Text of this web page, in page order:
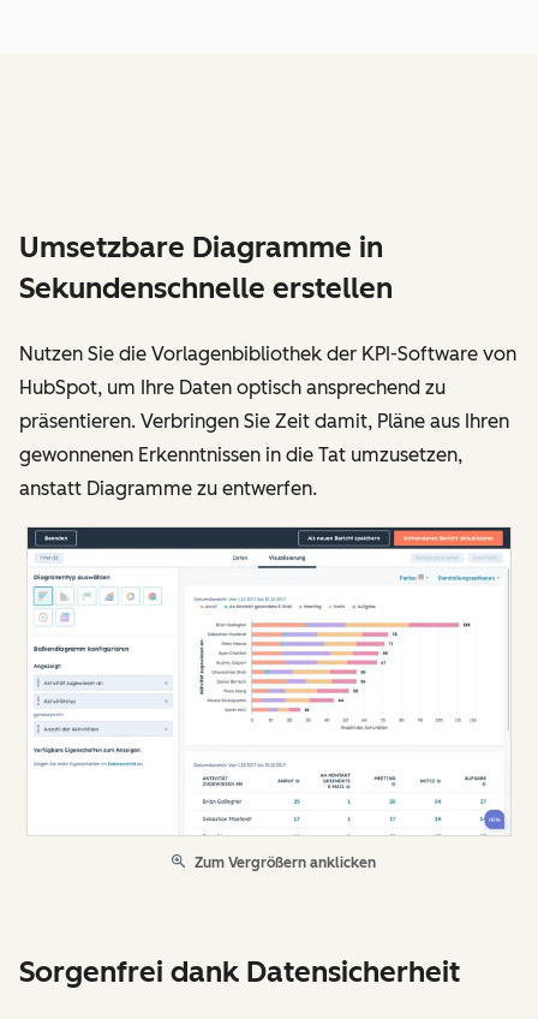
Umsetzbare Diagramme in
Sekundenschnelle erstellen
Nutzen Sie die Vorlagenbibliothek der KPI-Software von
HubSpot, um Ihre Daten optisch ansprechend zu
präsentieren. Verbringen Sie Zeit damit, Pläne aus Ihren
gewonnenen Erkenntnissen in die Tat umzusetzen,
anstatt Diagramme zu entwerfen.
Zum Vergrößern anklicken
Sorgenfrei dank Datensicherheit